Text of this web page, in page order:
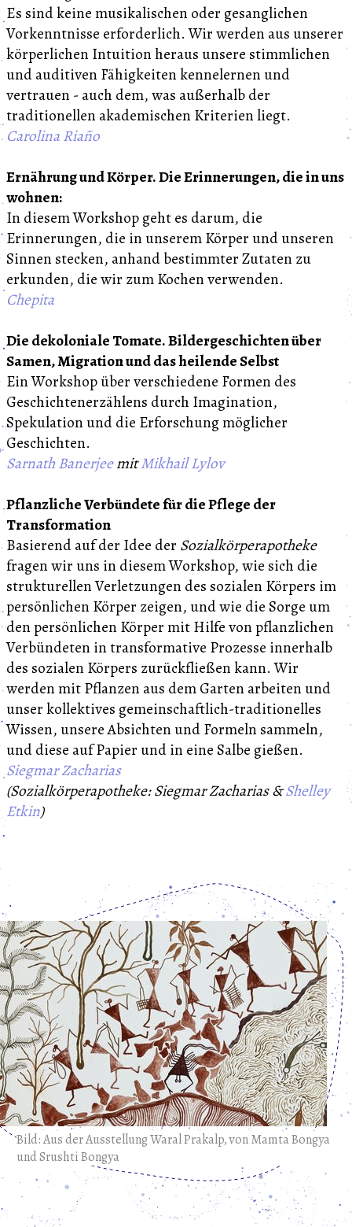
Es sind keine musikalischen oder gesanglichen
Vorkenntnisse erforderlich. Wir werden aus unserer
körperlichen Intuition heraus unsere stimmlichen
und auditiven Fähigkeiten kennelernen und
vertrauen - auch dem, was außerhalb der
traditionellen akademischen Kriterien liegt.
Carolina Riaño
Ernährung und Körper. Die Erinnerungen, die in uns
wohnen:
In diesem Workshop geht es darum, die
Erinnerungen, die in unserem Körper und unseren
Sinnen stecken, anhand bestimmter Zutaten zu
erkunden, die wir zum Kochen verwenden.
Chepita
Die dekoloniale Tomate. Bildergeschichten über
Samen, Migration und das heilende Selbst
Ein Workshop über verschiedene Formen des
Geschichtenerzählens durch Imagination,
Spekulation und die Erforschung möglicher
Geschichten.
Sarnath BanerjeemitMikhail Lylov
Pflanzliche Verbündete für die Pflege der
Transformation
Basierend auf der Idee der Sozialkörperapotheke
fragen wir uns in diesem Workshop, wie sich die
strukturellen Verletzungen des sozialen Körpers im
persönlichen Körper zeigen, und wie die Sorge um
den persönlichen Körper mit Hilfe von pflanzlichen
Verbündeten in transformative Prozesse innerhalb
des sozialen Körpers zurückfließen kann. Wir
werden mit Pflanzen aus dem Garten arbeiten und
unser kollektives gemeinschaftlich-traditionelles
Wissen, unsere Absichten und Formeln sammeln,
und diese auf Papier und in eine Salbe gießen.
Siegmar Zacharias
(Sozialkörperapotheke: Siegmar Zacharias &Shelley
Etkin)
Bild: Aus der Ausstellung Waral Prakalp, von Mamta Bongya
und Srushti Bongya